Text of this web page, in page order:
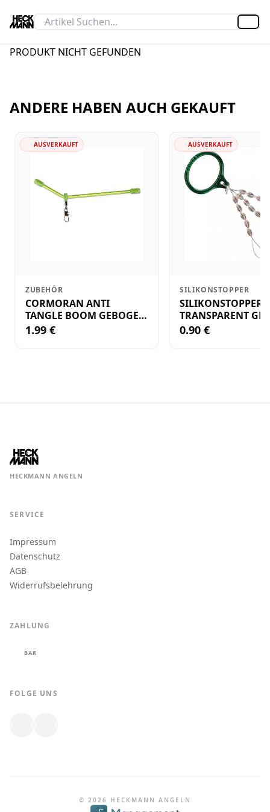
PRODUKT NICHT GEFUNDEN
ANDERE HABEN AUCH GEKAUFT
AUSVERKAUFT
ZUBEHÖR
CORMORAN ANTI
TANGLE BOOM GEBOGEN
12CM M.WIRBEL(PLASTIK)
1.99 €
AUSVERKAUFT
SILIKONSTOPPER
SILIKONSTOPPER
TRANSPARENT
KLEIN
0.90 €
HECKMANN ANGELN
SERVICE
Impressum
Datenschutz
AGB
Widerrufsbelehrung
ZAHLUNG
BAR
FOLGE UNS
© 2026 HECKMANN ANGELN